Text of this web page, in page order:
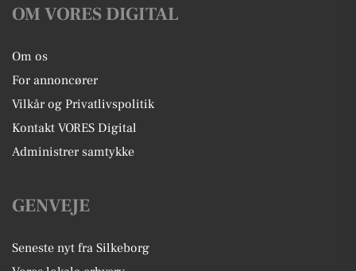
OM VORES DIGITAL
Om os
For annoncører
Vilkår og Privatlivspolitik
Kontakt VORES Digital
Administrer samtykke
GENVEJE
Seneste nyt fra Silkeborg